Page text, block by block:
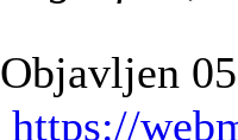
Objavljen
https://